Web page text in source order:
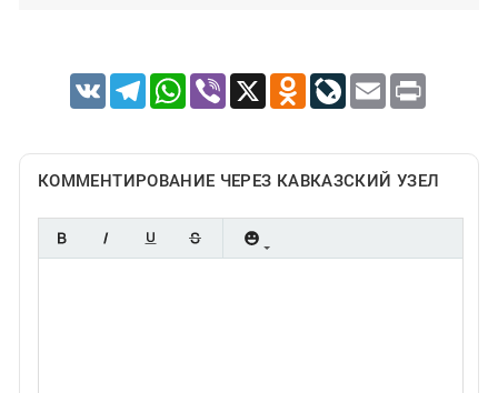
VK TelegramWhatsApp
Viber X Odnoklassniki
LiveJournal
Email Print
КОММЕНТИРОВАНИЕ ЧЕРЕЗ КАВКАЗСКИЙ УЗЕЛ